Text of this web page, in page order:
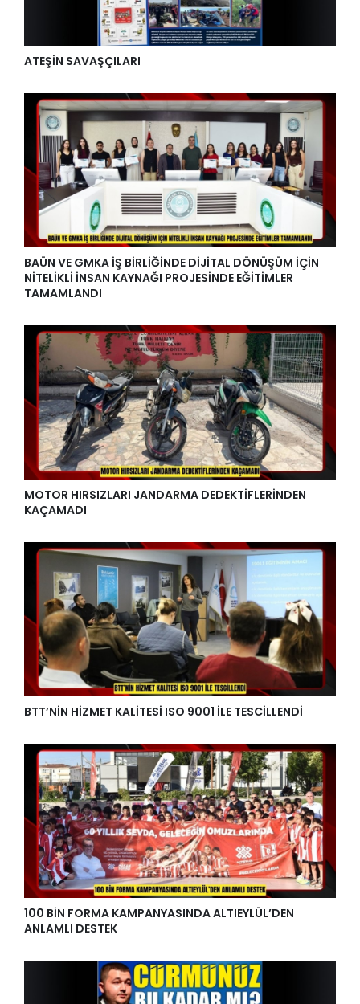
ATEŞİN SAVAŞÇILARI
BAÜN VE GMKA İŞ BİRLİĞİNDE DİJİTAL DÖNÜŞÜM İÇİN
NİTELİKLİ İNSAN KAYNAĞI PROJESİNDE EĞİTİMLER
TAMAMLANDI
MOTOR HIRSIZLARI JANDARMA DEDEKTİFLERİNDEN
KAÇAMADI
BTT’NİN HİZMET KALİTESİ ISO 9001 İLE TESCİLLENDİ
100 BİN FORMA KAMPANYASINDA ALTIEYLÜL’DEN
ANLAMLI DESTEK